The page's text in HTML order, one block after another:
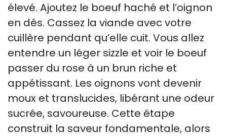
élevé. Ajoutez le boeuf haché et l’oignon
en dés. Cassez la viande avec votre
cuillère pendant qu’elle cuit. Vous allez
entendre un léger sizzle et voir le boeuf
passer du rose à un brun riche et
appétissant. Les oignons vont devenir
moux et translucides, libérant une odeur
sucrée, savoureuse. Cette étape
construit la saveur fondamentale, alors